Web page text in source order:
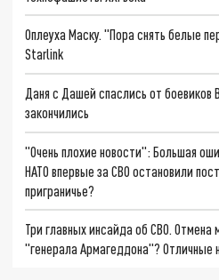
Оплеуха Маску. "Пора снять белые
Starlink
Даня с Дашей спаслись от
закончились
"Очень плохие новости": Большая
НАТО впервые за СВО остановили
приграничье?
Три главных инсайда об СВО.
"генерала Армагеддона"? Отличные